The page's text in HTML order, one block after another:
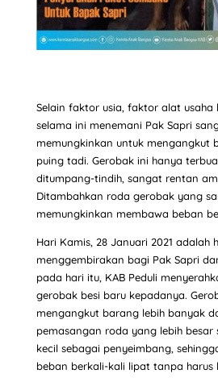
Selain faktor usia, faktor alat usaha
selama ini menemani Pak Sapri
memungkinkan untuk mengangkut
puing tadi. Gerobak ini hanya
ditumpang-tindih, sangat rentan
Ditambahkan roda gerobak yang
memungkinkan membawa beban
Hari Kamis, 28 Januari 2021 adalah
menggembirakan bagi Pak Sapri
pada hari itu, KAB Peduli
gerobak besi baru kepadanya.
mengangkut barang lebih banyak
pemasangan roda yang lebih
kecil sebagai penyeimbang,
beban berkali-kali lipat tanpa harus